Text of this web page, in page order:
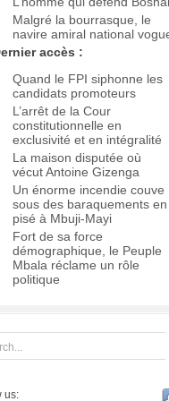
Malgré la bourrasque, le
navire amiral national
accès :
Quand le FPI siphonne les
candidats promoteurs
L’arrêt de la Cour
constitutionnelle en
exclusivité et en intégralité
La maison disputée où
vécut Antoine Gizenga
Un énorme incendie couve
sous des baraquements en
pisé à Mbuji-Mayi
Fort de sa force
démographique, le Peuple
Mbala réclame un rôle
politique
us: